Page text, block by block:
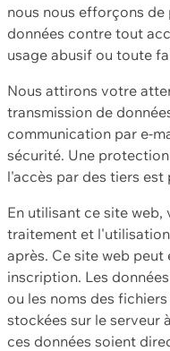
nous nous efforçons de
données contre tout
usage abusif ou toute
Nous attirons votre
transmission de
communication par e-
sécurité. Une
l'accès par des tiers
En utilisant ce site
traitement et
après. Ce site web
inscription. Les
ou les noms des
stockées sur le serveur
ces données soient